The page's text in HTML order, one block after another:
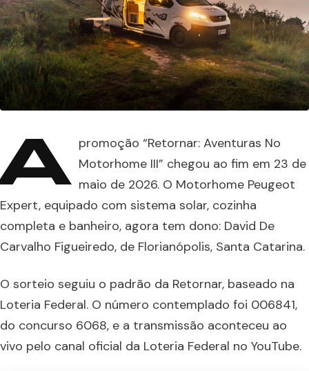
promoção “Retornar: Aventuras No
Motorhome III” chegou ao fim em 23 de
maio de 2026. O Motorhome Peugeot
Expert, equipado com sistema solar, cozinha
completa e banheiro, agora tem dono: David De
Carvalho Figueiredo, de Florianópolis, Santa Catarina.
O sorteio seguiu o padrão da Retornar, baseado na
Loteria Federal. O número contemplado foi 006841,
do concurso 6068, e a transmissão aconteceu ao
vivo pelo canal oficial da Loteria Federal no YouTube.